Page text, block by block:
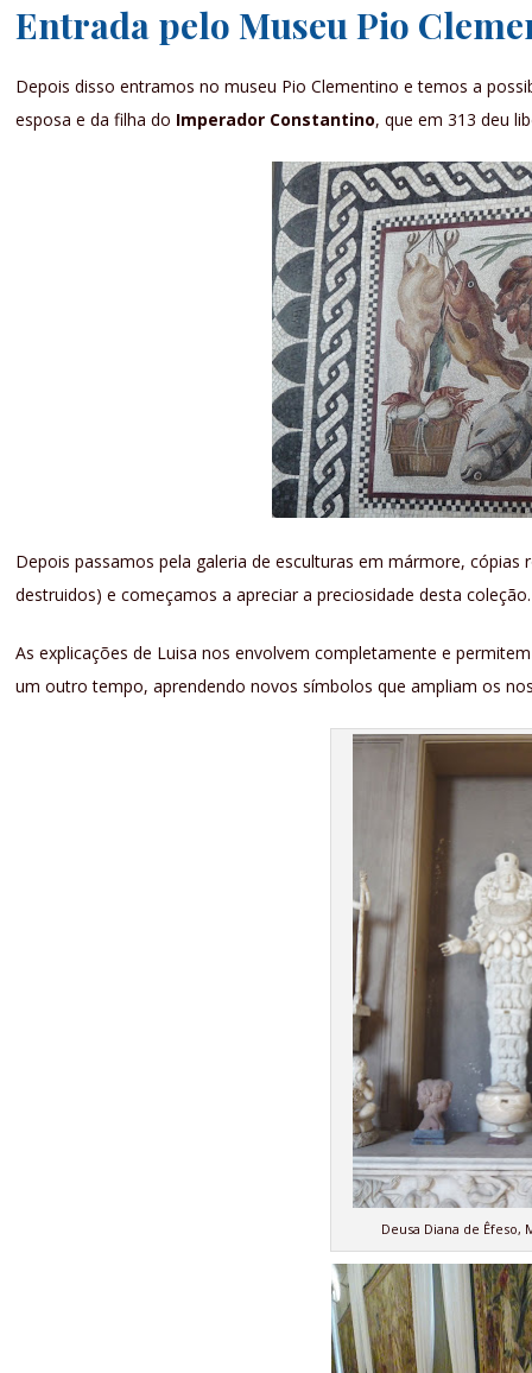
Entrada pelo Museu Pio
Depois disso entramos no museu Pio Clementino e temos a
esposa e da filha do Imperador Constantino, que em 313 deu
Depois passamos pela galeria de esculturas em mármore,
destruidos) e começamos a apreciar a preciosidade desta coleção.
As explicações de Luisa nos envolvem completamente e
um outro tempo, aprendendo novos símbolos que ampliam os
Deusa Diana de Êfeso,